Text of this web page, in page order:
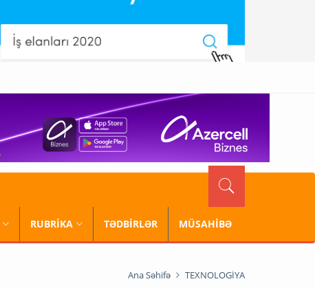
RUBRİKA TƏDBİRLƏR MÜSAHİBƏ
Ana Səhifə TEXNOLOGİYA